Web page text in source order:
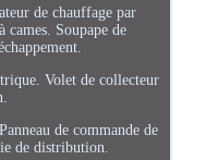
de chauffage par
cames. Soupape de
Volet de collecteur
de commande de
de distribution.